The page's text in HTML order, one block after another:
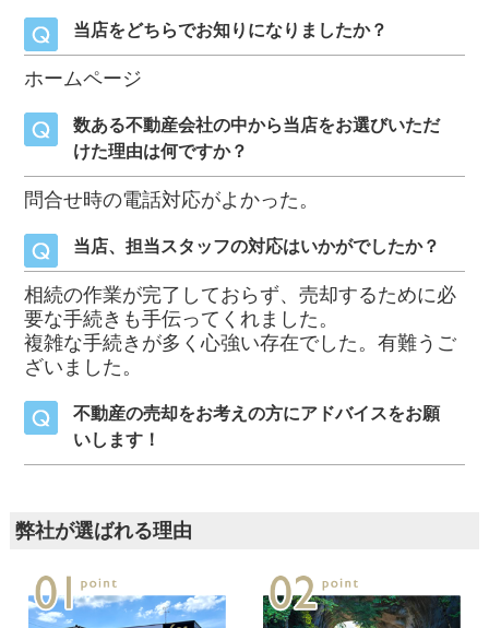
当店をどちらでお知りになりましたか？
ホームページ
数ある不動産会社の中から当店をお選びいただ
けた理由は何ですか？
問合せ時の電話対応がよかった。
当店、担当スタッフの対応はいかがでしたか？
相続の作業が完了しておらず、売却するために必
要な手続きも手伝ってくれました。
複雑な手続きが多く心強い存在でした。有難うご
ざいました。
不動産の売却をお考えの方にアドバイスをお願
いします！
弊社が選ばれる理由